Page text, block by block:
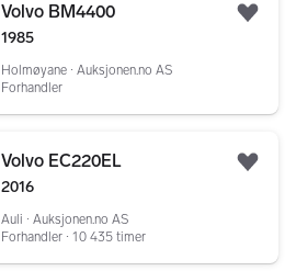
Volvo BM4400
1985
Holmøyane ∙ Auksjonen.no AS
Forhandler
Volvo EC220EL
2016
Auli ∙ Auksjonen.no AS
Forhandler ∙ 10 435 timer